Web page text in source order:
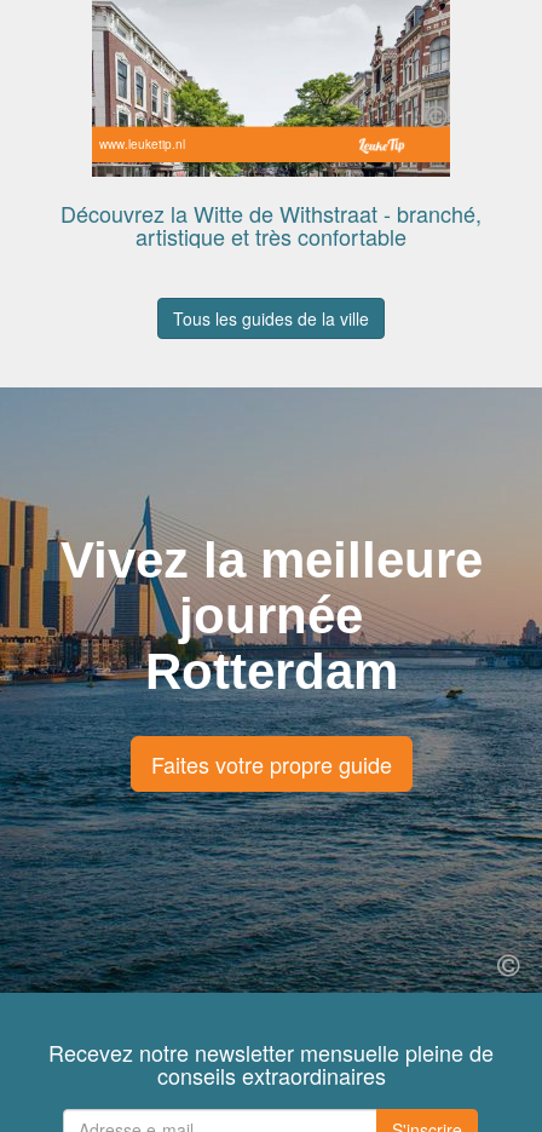
www.leuketip.nl
Découvrez la Witte de Withstraat - branché,
artistique et très confortable
Tous les guides de la ville
Vivez la meilleure
journée
Rotterdam
Faites votre propre guide
Recevez notre newsletter mensuelle pleine de
conseils extraordinaires